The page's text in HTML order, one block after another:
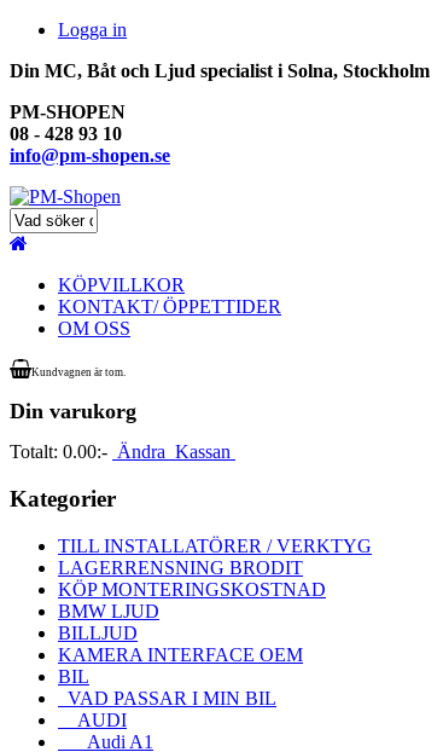
Logga in
Din MC, Båt och Ljud specialist i Solna, Stockholm
PM-SHOPEN
08 - 428 93 10
info@pm-shopen.se
KÖPVILLKOR
KONTAKT/ ÖPPETTIDER
OM OSS
Kundvagnen är tom.
Din varukorg
Totalt: 0.00:- Ändra Kassan
Kategorier
TILL INSTALLATÖRER / VERKTYG
LAGERRENSNING BRODIT
KÖP MONTERINGSKOSTNAD
BMW LJUD
BILLJUD
KAMERA INTERFACE OEM
BIL
VAD PASSAR I MIN BIL
AUDI
Audi A1